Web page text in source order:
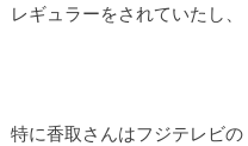
レギュラーをされていたし、
特に香取さんはフジテレビの